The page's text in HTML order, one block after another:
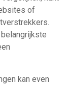
of
kan even